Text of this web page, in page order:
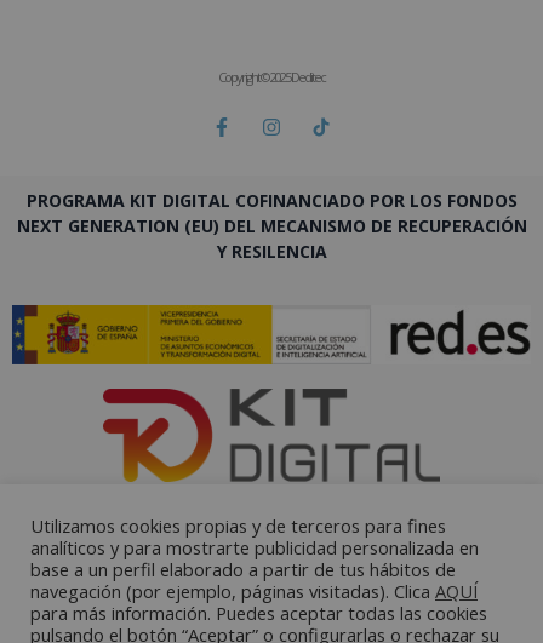
Copyright © 2025 Deditec
PROGRAMA KIT DIGITAL COFINANCIADO POR LOS FONDOS
NEXT GENERATION (EU) DEL MECANISMO DE RECUPERACIÓN
Y RESILENCIA
Utilizamos cookies propias y de terceros para fines
analíticos y para mostrarte publicidad personalizada en
base a un perfil elaborado a partir de tus hábitos de
navegación (por ejemplo, páginas visitadas). Clica AQUÍ
para más información. Puedes aceptar todas las cookies
pulsando el botón “Aceptar” o configurarlas o rechazar su